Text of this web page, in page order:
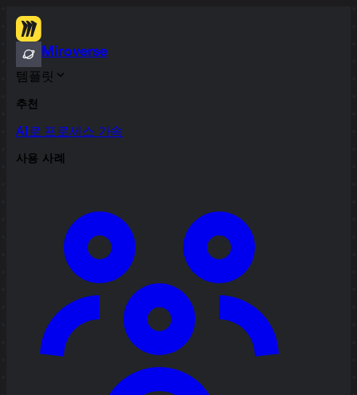
Miroverse
템플릿
추천
AI로 프로세스 가속
사용 사례